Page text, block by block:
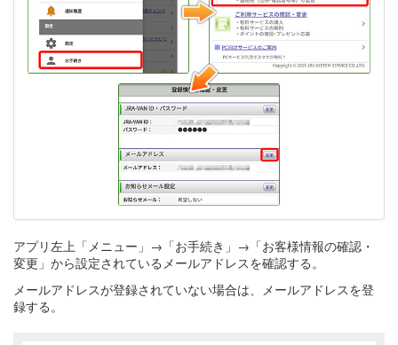
アプリ左上「メニュー」→「お手続き」→「お客様情報の確認・
変更」から設定されているメールアドレスを確認する。
メールアドレスが登録されていない場合は、メールアドレスを登
録する。